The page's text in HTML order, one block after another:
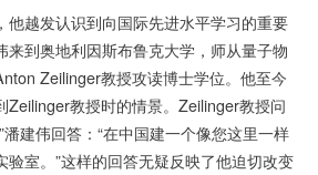
他越发认识到向国际先进水平学习的重要
来到奥地利因斯布鲁克大学，师从量子物
Zeilinger教授攻读博士学位。他至今
Zeilinger教授时的情景。Zeilinger教授问
建伟回答：“在中国建一个像您这里一样
验室。”这样的回答无疑反映了他迫切改变